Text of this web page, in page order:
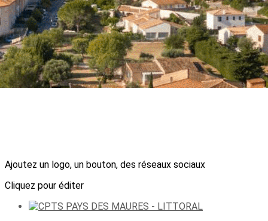
?>
Images de la page d'accueil
Cliquez pour éditer
Ajoutez un logo, un bouton, des réseaux sociaux
Cliquez pour éditer